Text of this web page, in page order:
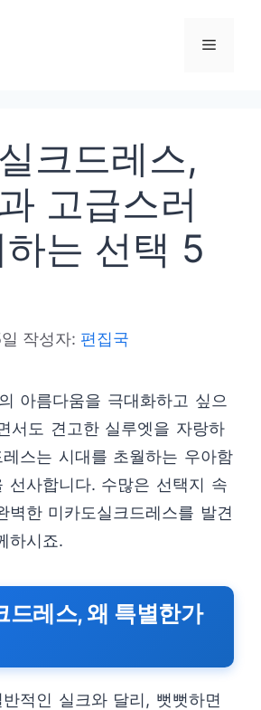
메
크드레스,
고급스러
는 선택 5
작성자: 편집국
아름다움을 극대화하고 싶으
서도 견고한 실루엣을 자랑하
스는 시대를 초월하는 우아함
선사합니다. 수많은 선택지 속
벽한 미카도실크드레스를 발견
하시죠.
드레스, 왜 특별한가
적인 실크와 달리, 뻣뻣하면